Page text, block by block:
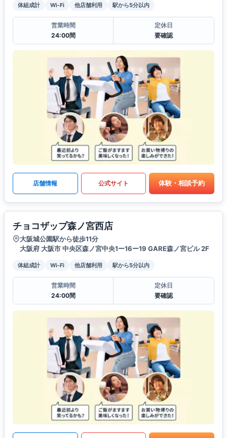
体組成計 Wi-Fi 他店舗利用 駅から5分以内
営業時間
24:00間
定休日
要確認
店舗情報 公式サイト 体験・相談予約
チョコザップ森ノ宮西店
大阪城公園駅から徒歩11分
大阪府 大阪市 中央区森ノ宮中央1ー16ー19 GARE森ノ宮ビル 2F
体組成計 Wi-Fi 他店舗利用 駅から5分以内
営業時間
24:00間
定休日
要確認